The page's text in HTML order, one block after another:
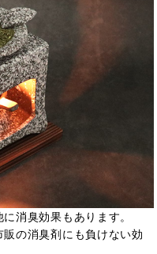
消臭効果もあります。
の消臭剤にも負けない効